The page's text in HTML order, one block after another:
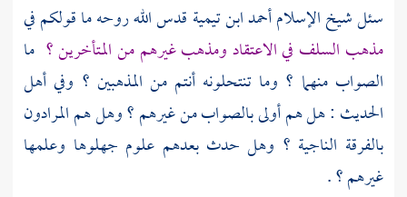
سئل شيخ الإسلامأحمد ابن تيمية قدس الله روحه ما قولكم في
مذهب السلف في الاعتقاد ومذهب غيرهم من المتأخرين ؟ ما
الصواب منهما ؟ وما تنتحلونه أنتم من المذهبين ؟ وفي أهل
الحديث : هل هم أولى بالصواب من غيرهم ؟ وهل هم المرادون
بالفرقة الناجية ؟ وهل حدث بعدهم علوم جهلوها وعلمها
غيرهم ؟ .